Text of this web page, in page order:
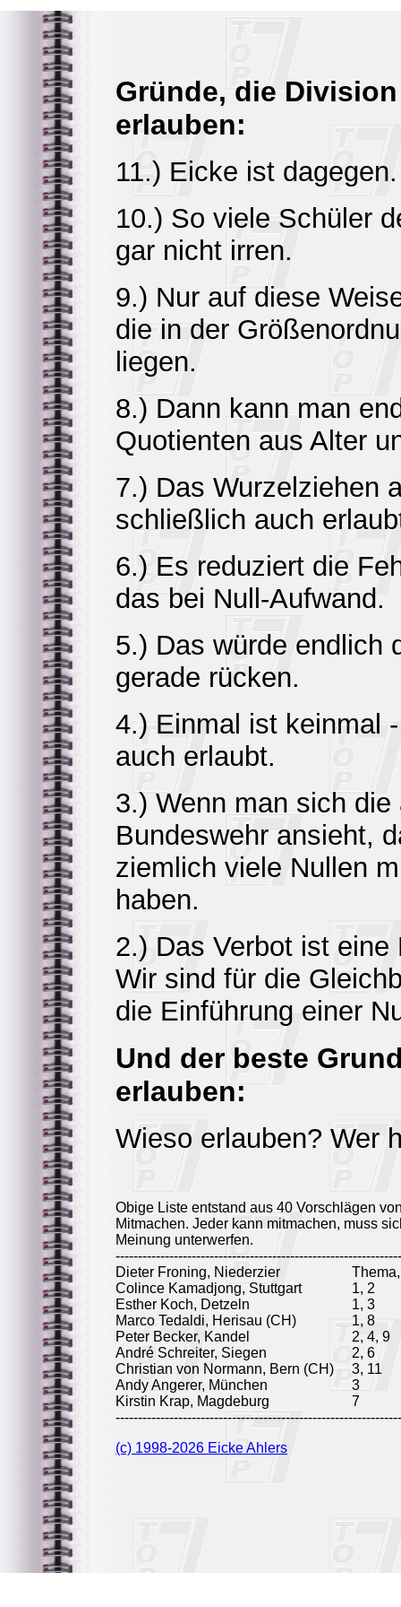
Gründe, die
erlauben:
11.) Eicke ist dagegen.
10.) So viele Schüler
gar nicht irren.
9.) Nur auf diese
die in der
liegen.
8.) Dann kann man
Quotienten aus Alter
7.) Das Wurzelziehen
schließlich auch
6.) Es reduziert die
das bei Null-Aufwand.
5.) Das würde endlich
gerade rücken.
4.) Einmal ist keinmal
auch erlaubt.
3.) Wenn man sich
Bundeswehr ansieht,
ziemlich viele Nullen
haben.
2.) Das Verbot ist
Wir sind für die
die Einführung einer
Und der beste
erlauben:
Wieso erlauben? Wer
Obige Liste entstand aus 40 Vorschlägen
Mitmachen. Jeder kann mitmachen, muss
Meinung unterwerfen.
Dieter Froning, Niederzier
Colince Kamadjong, Stuttgart
1, 2
Esther Koch, Detzeln
1, 3
Marco Tedaldi, Herisau (CH)
1, 8
Peter Becker, Kandel
2, 4, 9
André Schreiter, Siegen
2, 6
Christian von Normann, Bern (CH)
3, 11
Andy Angerer, München
3
Kirstin Krap, Magdeburg
7
(c) 1998-2026 Eicke Ahlers